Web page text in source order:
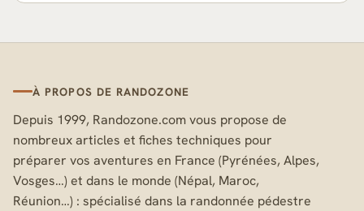
À PROPOS DE RANDOZONE
Depuis 1999, Randozone.com vous propose de
nombreux articles et fiches techniques pour
préparer vos aventures en France (Pyrénées, Alpes,
Vosges…) et dans le monde (Népal, Maroc,
Réunion…) : spécialisé dans la randonnée pédestre